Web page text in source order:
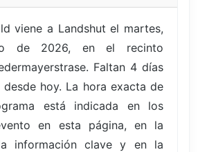
viene a Landshut el martes,
de 2026, en el recinto
Faltan 4 días
hoy. La hora exacta de
está indicada en los
en esta página, en la
información clave y en la